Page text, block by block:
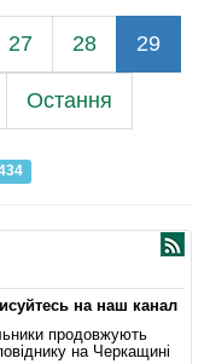
27 28 29
Остання
на наш канал
продовжують
на Черкащині